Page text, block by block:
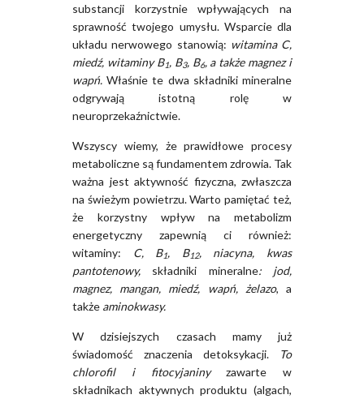
substancji
korzystnie wpływających
na
sprawność twojego umysłu. Wsparcie dla
układu nerwowego stanowią: witamina C,
miedź, witaminy B1, B3, B6, a także magnez i
wapń.Właśnie te dwa składniki mineralne
odgrywają istotną rolę w
neuroprzekaźnictwie.
Wszyscy wiemy, że prawidłowe procesy
metaboliczne są fundamentem zdrowia. Tak
ważna jest aktywność fizyczna, zwłaszcza
na świeżym powietrzu. Warto pamiętać też,
że korzystny wpływ na metabolizm
energetyczny zapewnią ci również:
witaminy: C, B1, B12, niacyna, kwas
pantotenowy, składniki mineralne: jod,
magnez, mangan, miedź, wapń, żelazo, a
także aminokwasy.
W dzisiejszych czasach mamy już
świadomość znaczenia detoksykacji. To
chlorofil i fitocyjaninyzawarte w
składnikach aktywnych produktu (algach,